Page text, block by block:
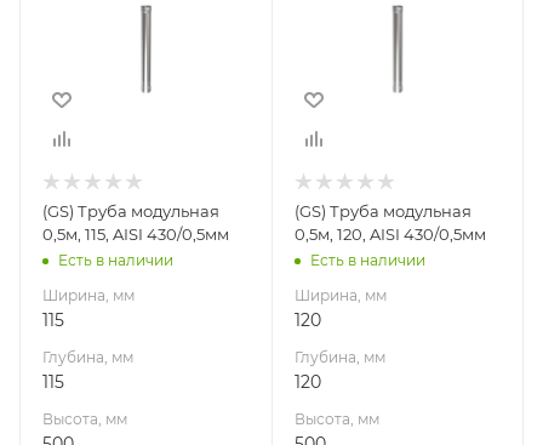
500
Материал
Нержавеющая
сталь
Производитель
(GS) Труба модульная
0,5м, 115, AISI 430/0,5мм
Есть в наличии
Ширина, мм
115
Глубина, мм
115
Высота, мм
500
Материал
Нержавеющая
сталь
Производитель
(GS) Труба модульная
0,5м, 120, AISI 430/0,5мм
Есть в наличии
Ширина, мм
120
Глубина, мм
120
Высота, мм